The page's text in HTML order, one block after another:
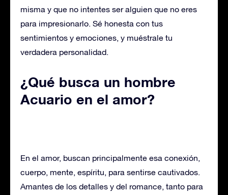
misma y que no intentes ser alguien que no eres
para impresionarlo. Sé honesta con tus
sentimientos y emociones, y muéstrale tu
verdadera personalidad.
¿Qué busca un hombre
Acuario en el amor?
En el amor, buscan principalmente esa conexión,
cuerpo, mente, espíritu, para sentirse cautivados.
Amantes de los detalles y del romance, tanto para